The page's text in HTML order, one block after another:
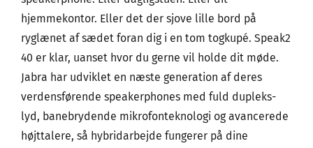
hjemmekontor. Eller det der sjove lille bord på
ryglænet af sædet foran dig i en tom togkupé. Speak2
40 er klar, uanset hvor du gerne vil holde dit møde.
Jabra har udviklet en næste generation af deres
verdensførende speakerphones med fuld dupleks-
lyd, banebrydende mikrofonteknologi og avancerede
højttalere, så hybridarbejde fungerer på dine